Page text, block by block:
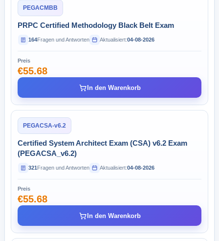
PEGACMBB
PRPC Certified Methodology Black Belt Exam
164Fragen und Antworten Aktualisiert:04-08-2026
Preis
€55.68
In den Warenkorb
PEGACSA-v6.2
Certified System Architect Exam (CSA) v6.2 Exam
(PEGACSA_v6.2)
321Fragen und Antworten Aktualisiert:04-08-2026
Preis
€55.68
In den Warenkorb